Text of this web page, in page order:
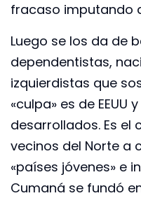
fracaso imputando
Luego se los da de
dependentistas,
izquierdistas que
«culpa» es de EEUU
desarrollados. Es el
vecinos del Norte a
«países jóvenes» e
Cumaná se fundó